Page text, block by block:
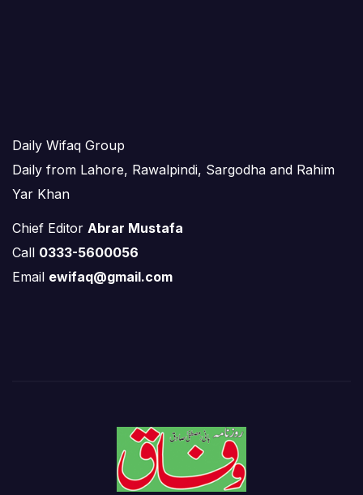
Daily Wifaq Group
Daily from Lahore, Rawalpindi, Sargodha and Rahim
Yar Khan
Chief Editor Abrar Mustafa
Call 0333-5600056
Email ewifaq@gmail.com